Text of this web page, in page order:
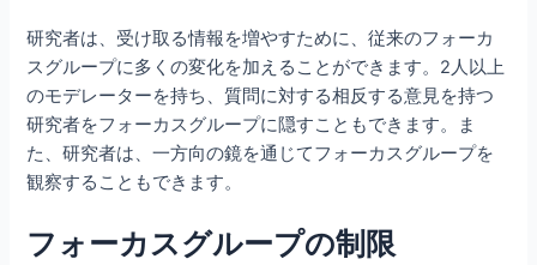
研究者は、受け取る情報を増やすために、従来のフォーカ
スグループに多くの変化を加えることができます。2人以上
のモデレーターを持ち、質問に対する相反する意見を持つ
研究者をフォーカスグループに隠すこともできます。ま
た、研究者は、一方向の鏡を通じてフォーカスグループを
観察することもできます。
フォーカスグループの制限